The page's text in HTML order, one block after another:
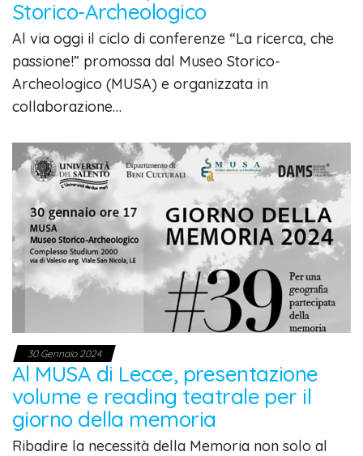
Storico-Archeologico
Al via oggi il ciclo di conferenze “La ricerca, che
passione!” promossa dal Museo Storico-
Archeologico (MUSA) e organizzata in
collaborazione…
30 Gennaio 2024
Al MUSA di Lecce, presentazione
volume e reading teatrale per il
giorno della memoria
Ribadire la necessità della Memoria non solo al